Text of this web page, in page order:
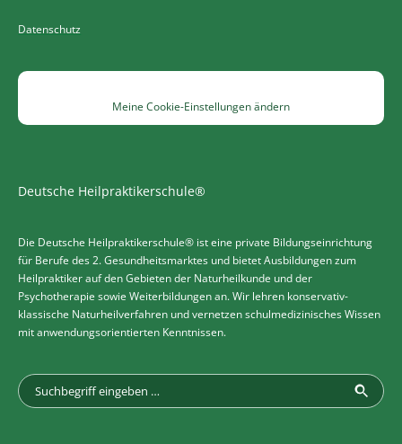
Datenschutz
Meine Cookie-Einstellungen ändern
Deutsche Heilpraktikerschule®
Die Deutsche Heilpraktikerschule® ist eine private Bildungseinrichtung
für Berufe des 2. Gesundheitsmarktes und bietet Ausbildungen zum
Heilpraktiker auf den Gebieten der Naturheilkunde und der
Psychotherapie sowie Weiterbildungen an. Wir lehren konservativ-
klassische Naturheilverfahren und vernetzen schulmedizinisches Wissen
mit anwendungsorientierten Kenntnissen.